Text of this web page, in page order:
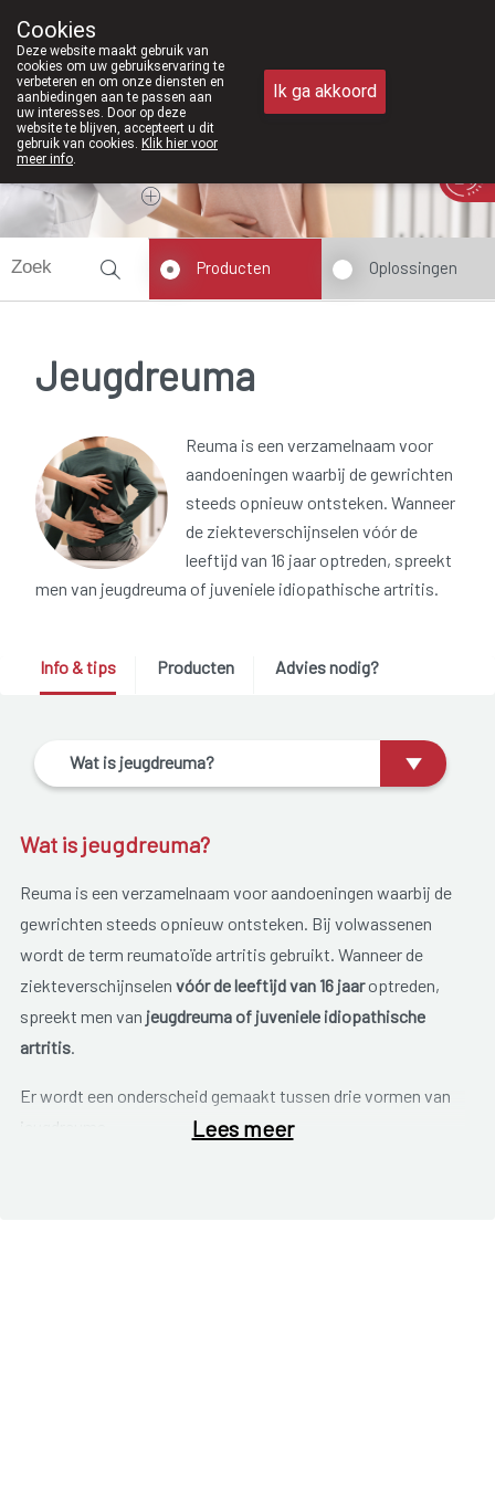
011/610300
Vandaag
Producten Oplossingen
Jeugdreuma
Reuma is een verzamelnaam voor
aandoeningen waarbij de gewrichten
steeds opnieuw ontsteken. Wanneer
de ziekteverschijnselen vóór de
leeftijd van 16 jaar optreden, spreekt
men van jeugdreuma of juveniele idiopathische artritis.
Info & tips Producten Advies nodig?
Wat is jeugdreuma?
Wat is jeugdreuma?
Reuma is een verzamelnaam voor aandoeningen waarbij de
gewrichten steeds opnieuw ontsteken. Bij volwassenen
wordt de term reumatoïde artritis gebruikt. Wanneer de
ziekteverschijnselen vóór de leeftijd van 16 jaaroptreden,
spreekt men van jeugdreuma of juveniele idiopathische
artritis.
Er wordt een onderscheid gemaakt tussen drie vormen van
jeugdreuma.
Lees meer
Cookies
Deze website maakt gebruik van
cookies om uw gebruikservaring te
verbeteren en om onze diensten en
aanbiedingen aan te passen aan
uw interesses. Door op deze
website te blijven, accepteert u dit
gebruik van cookies. Klik hier voor
meer info.
Ik ga akkoord